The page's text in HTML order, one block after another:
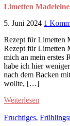
Limetten
5. Juni 2024 1
Rezept für Limetten
Rezept für Limetten
mich an mein erstes
habe ich hier
nach dem Backen
wollte, […]
Weiterlesen
Fruchtiges,